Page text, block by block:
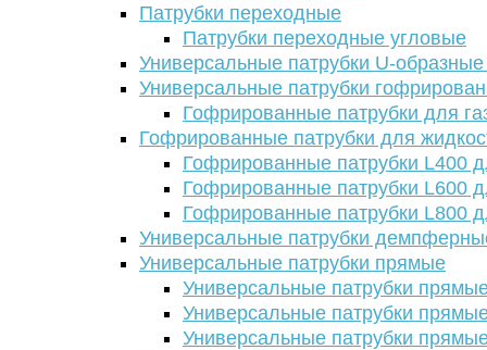
Патрубки переходные
Патрубки переходные угловые
Универсальные патрубки U-
Универсальные патрубки
Гофрированные патрубки для
Гофрированные патрубки для
Гофрированные патрубки L400
Гофрированные патрубки L600
Гофрированные патрубки L800
Универсальные патрубки
Универсальные патрубки прямые
Универсальные патрубки
Универсальные патрубки
Универсальные патрубки